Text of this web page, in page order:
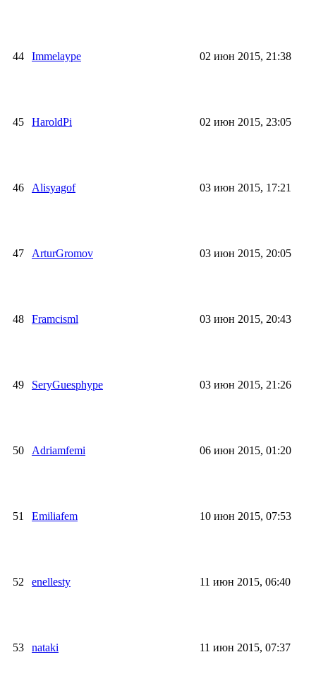
44 Immelaype 02 июн 2015, 21:38
45 HaroldPi 02 июн 2015, 23:05
46 Alisyagof 03 июн 2015, 17:21
47 ArturGromov 03 июн 2015, 20:05
48 Framcisml 03 июн 2015, 20:43
49 SeryGuesphype 03 июн 2015, 21:26
50 Adriamfemi 06 июн 2015, 01:20
51 Emiliafem 10 июн 2015, 07:53
52 enellesty 11 июн 2015, 06:40
53 nataki 11 июн 2015, 07:37